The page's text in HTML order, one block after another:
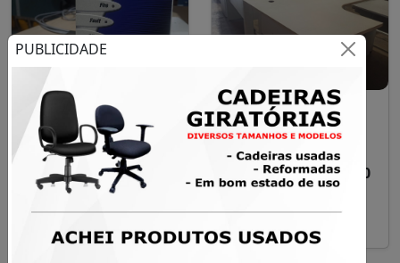
PUBLICIDADE
Detector de Fumaça
de Alta Sensibilidade
Stratos Micra 25
R$ 1.200,00
Mesa em L – Ideal
para Escritório ou
Estudo
A partir de R$ 200,00